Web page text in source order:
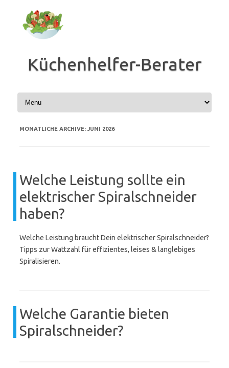
springen
Küchenhelfer-Berater
MONATLICHE ARCHIVE: JUNI 2026
Welche Leistung sollte ein
elektrischer Spiralschneider
haben?
Welche Leistung braucht Dein elektrischer Spiralschneider?
Tipps zur Wattzahl für effizientes, leises & langlebiges
Spiralisieren.
Welche Garantie bieten
Spiralschneider?